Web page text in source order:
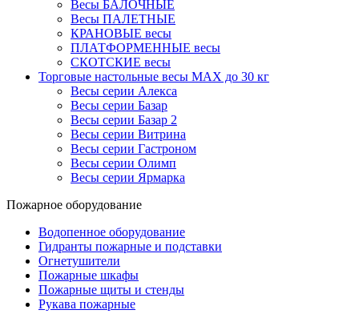
Весы БАЛОЧНЫЕ
Весы ПАЛЕТНЫЕ
КРАНОВЫЕ весы
ПЛАТФОРМЕННЫЕ весы
СКОТСКИЕ весы
Торговые настольные весы MAX до 30 кг
Весы серии Алекса
Весы серии Базар
Весы серии Базар 2
Весы серии Витрина
Весы серии Гастроном
Весы серии Олимп
Весы серии Ярмарка
Пожарное оборудование
Водопенное оборудование
Гидранты пожарные и подставки
Огнетушители
Пожарные шкафы
Пожарные щиты и стенды
Рукава пожарные